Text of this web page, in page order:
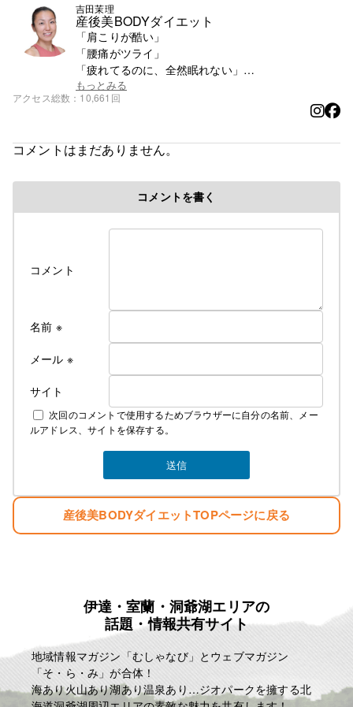
吉田茉理
産後美BODYダイエット
「肩こりが酷い」
「腰痛がツライ」
「疲れてるのに、全然眠れない」
「産後太ったまま痩せる気配ない…」
体は変わります。
幼少期から虚弱体質。
20代になる生理が止まるほど体がボロボロだった私
が、産後7年の今、人生史上最高に元気！
あなたもそのコツを知って、
もっとみる
アクセス総数 10,661回
コメントはまだありません。
コメントを書く
コメント
名前 ※
メール ※
サイト
次回のコメントで使用するためブラウザーに自分の名前、メー
ルアドレス、サイトを保存する。
産後美BODYダイエットTOPページに戻る
伊達・室蘭・洞爺湖エリアの
話題・情報共有サイト
地域情報マガジン「むしゃなび」とウェブマガジン
「そ・ら・み」が合体！
海あり火山あり湖あり温泉あり…ジオパークを擁する北